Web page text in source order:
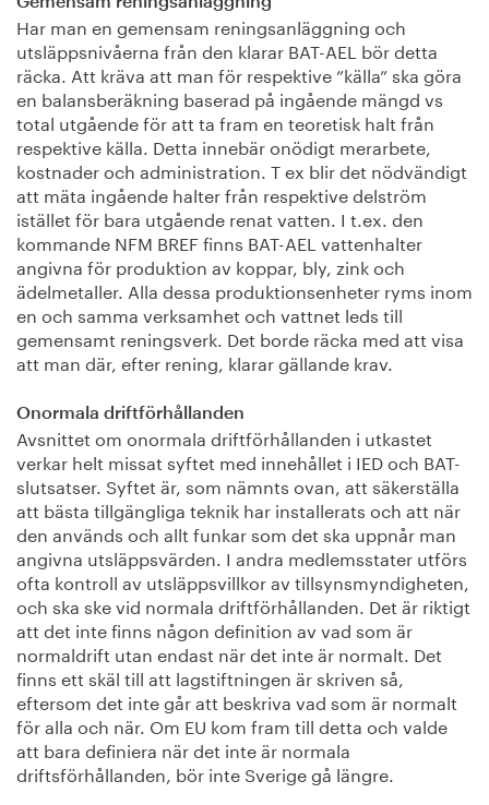
Har man en gemensam reningsanläggning och
utsläppsnivåerna från den klarar BAT-AEL bör detta
räcka. Att kräva att man för respektive ”källa” ska göra
en balansberäkning baserad på ingående mängd vs
total utgående för att ta fram en teoretisk halt från
respektive källa. Detta innebär onödigt merarbete,
kostnader och administration. T ex blir det nödvändigt
att mäta ingående halter från respektive delström
istället för bara utgående renat vatten. I t.ex. den
kommande NFM BREF finns BAT-AEL vattenhalter
angivna för produktion av koppar, bly, zink och
ädelmetaller. Alla dessa produktionsenheter ryms inom
en och samma verksamhet och vattnet leds till
gemensamt reningsverk. Det borde räcka med att visa
att man där, efter rening, klarar gällande krav.
Onormala driftförhållanden
Avsnittet om onormala driftförhållanden i utkastet
verkar helt missat syftet med innehållet i IED och BAT-
slutsatser. Syftet är, som nämnts ovan, att säkerställa
att bästa tillgängliga teknik har installerats och att när
den används och allt funkar som det ska uppnår man
angivna utsläppsvärden. I andra medlemsstater utförs
ofta kontroll av utsläppsvillkor av tillsynsmyndigheten,
och ska ske vid normala driftförhållanden. Det är riktigt
att det inte finns någon definition av vad som är
normaldrift utan endast när det inte är normalt. Det
finns ett skäl till att lagstiftningen är skriven så,
eftersom det inte går att beskriva vad som är normalt
för alla och när. Om EU kom fram till detta och valde
att bara definiera när det inte är normala
driftsförhållanden, bör inte Sverige gå längre.